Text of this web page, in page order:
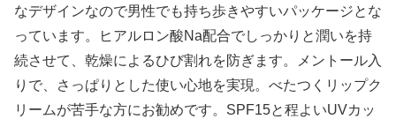
なデザインなので男性でも持ち歩きやすいパッケージとな
っています。ヒアルロン酸Na配合でしっかりと潤いを持
続させて、乾燥によるひび割れを防ぎます。メントール入
りで、さっぱりとした使い心地を実現。べたつくリップク
リームが苦手な方にお勧めです。SPF15と程よいUVカッ